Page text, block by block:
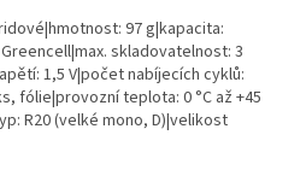
97 g|kapacita:
skladovatelnost: 3
1,5 V|počet nabíjecích cyklů:
fólie|provozní teplota: 0 °C až +45
R20 (velké mono, D)|velikost